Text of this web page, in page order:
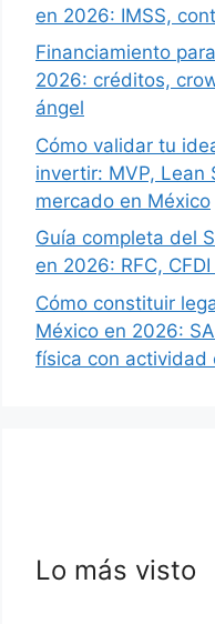
en 2026: IMSS,
Financiamiento
2026: créditos,
ángel
Cómo validar tu
invertir: MVP, Lean
mercado en México
Guía completa del
en 2026: RFC,
Cómo constituir
México en 2026:
física con actividad
Lo más visto